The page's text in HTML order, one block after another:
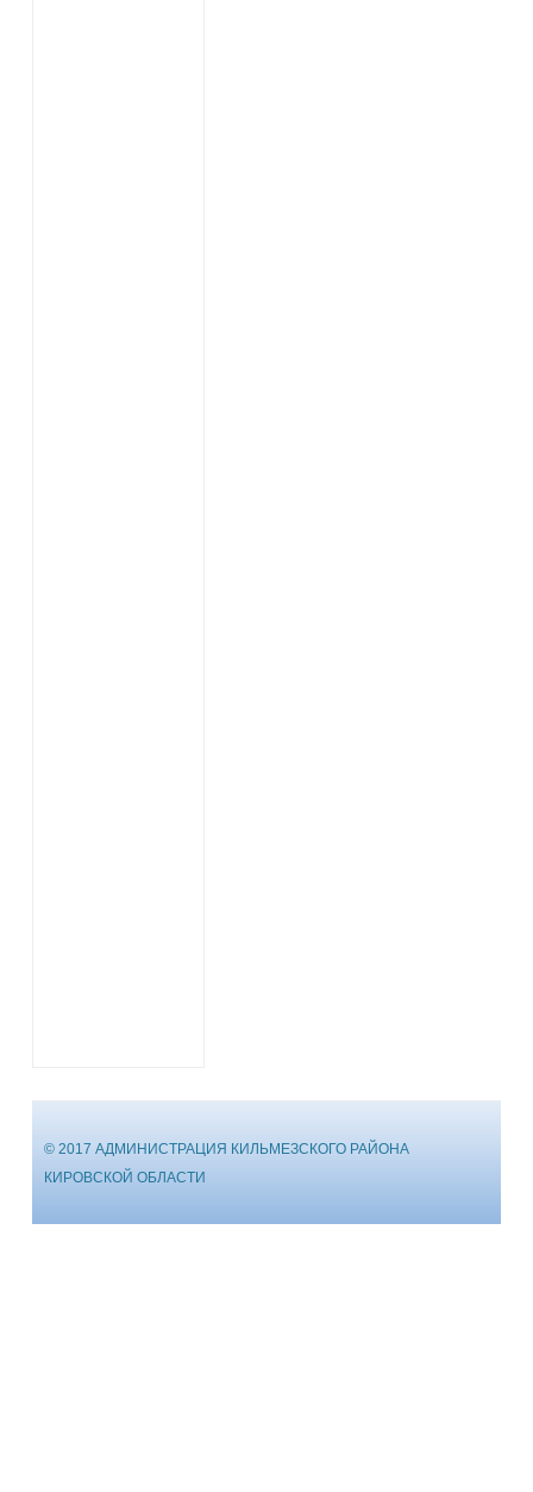
© 2017 АДМИНИСТРАЦИЯ КИЛЬМЕЗСКОГО РАЙОНА
КИРОВСКОЙ ОБЛАСТИ